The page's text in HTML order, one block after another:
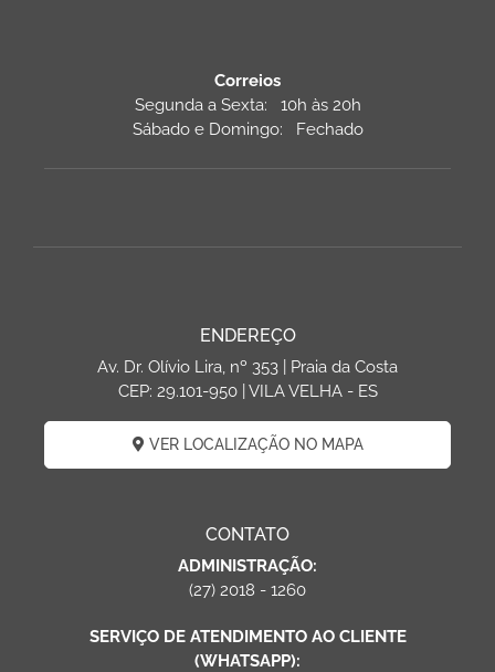
Correios
Segunda a Sexta: 10h às 20h
Sábado e Domingo: Fechado
ENDEREÇO
Av. Dr. Olívio Lira, nº 353 | Praia da Costa
CEP: 29.101-950 | VILA VELHA - ES
VER LOCALIZAÇÃO NO MAPA
CONTATO
ADMINISTRAÇÃO:
(27) 2018 - 1260
SERVIÇO DE ATENDIMENTO AO CLIENTE
(WHATSAPP):